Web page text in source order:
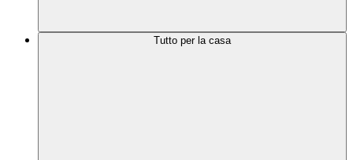
Tutto per la casa